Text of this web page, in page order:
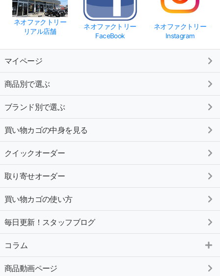
ネオファクトリー
リアル店舗
ネオファクトリー
FaceBook
ネオファクトリー
Instagram
マイページ
商品別で選ぶ
ブランド別で選ぶ
買い物カゴの中身を見る
クイックオーダー
取り寄せオーダー
買い物カゴの使い方
毎日更新！スタッフブログ
コラム
商品動画ページ